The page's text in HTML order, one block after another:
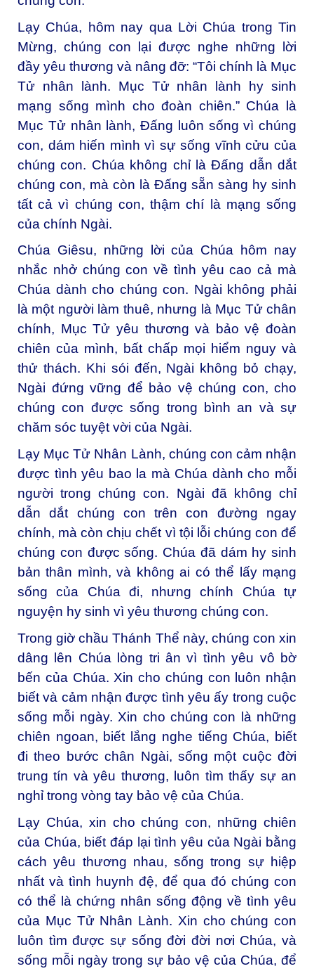
Lạy Chúa, hôm nay qua Lời Chúa trong Tin
Mừng, chúng con lại được nghe những lời
đầy yêu thương và nâng đỡ: “Tôi chính là Mục
Tử nhân lành. Mục Tử nhân lành hy sinh
mạng sống mình cho đoàn chiên.” Chúa là
Mục Tử nhân lành, Đấng luôn sống vì chúng
con, dám hiến mình vì sự sống vĩnh cửu của
chúng con. Chúa không chỉ là Đấng dẫn dắt
chúng con, mà còn là Đấng sẵn sàng hy sinh
tất cả vì chúng con, thậm chí là mạng sống
của chính Ngài.
Chúa Giêsu, những lời của Chúa hôm nay
nhắc nhở chúng con về tình yêu cao cả mà
Chúa dành cho chúng con. Ngài không phải
là một người làm thuê, nhưng là Mục Tử chân
chính, Mục Tử yêu thương và bảo vệ đoàn
chiên của mình, bất chấp mọi hiểm nguy và
thử thách. Khi sói đến, Ngài không bỏ chạy,
Ngài đứng vững để bảo vệ chúng con, cho
chúng con được sống trong bình an và sự
chăm sóc tuyệt vời của Ngài.
Lạy Mục Tử Nhân Lành, chúng con cảm nhận
được tình yêu bao la mà Chúa dành cho mỗi
người trong chúng con. Ngài đã không chỉ
dẫn dắt chúng con trên con đường ngay
chính, mà còn chịu chết vì tội lỗi chúng con để
chúng con được sống. Chúa đã dám hy sinh
bản thân mình, và không ai có thể lấy mạng
sống của Chúa đi, nhưng chính Chúa tự
nguyện hy sinh vì yêu thương chúng con.
Trong giờ chầu Thánh Thể này, chúng con xin
dâng lên Chúa lòng tri ân vì tình yêu vô bờ
bến của Chúa. Xin cho chúng con luôn nhận
biết và cảm nhận được tình yêu ấy trong cuộc
sống mỗi ngày. Xin cho chúng con là những
chiên ngoan, biết lắng nghe tiếng Chúa, biết
đi theo bước chân Ngài, sống một cuộc đời
trung tín và yêu thương, luôn tìm thấy sự an
nghỉ trong vòng tay bảo vệ của Chúa.
Lạy Chúa, xin cho chúng con, những chiên
của Chúa, biết đáp lại tình yêu của Ngài bằng
cách yêu thương nhau, sống trong sự hiệp
nhất và tình huynh đệ, để qua đó chúng con
có thể là chứng nhân sống động về tình yêu
của Mục Tử Nhân Lành. Xin cho chúng con
luôn tìm được sự sống đời đời nơi Chúa, và
sống mỗi ngày trong sự bảo vệ của Chúa, để